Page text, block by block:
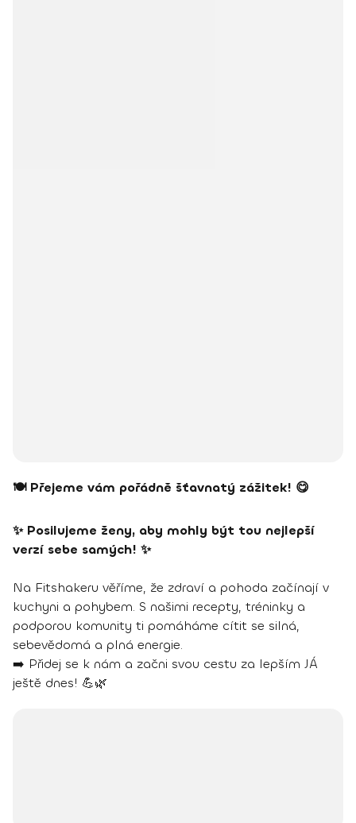
🍽 Přejeme vám pořádně šťavnatý zážitek! 😋
✨ Posilujeme ženy, aby mohly být tou nejlepší
verzí sebe samých! ✨
Na Fitshakeru věříme, že zdraví a pohoda začínají v
kuchyni a pohybem. S našimi recepty, tréninky a
podporou komunity ti pomáháme cítit se silná,
sebevědomá a plná energie.
➡️ Přidej se k nám a začni svou cestu za lepším JÁ
ještě dnes! 💪🌿